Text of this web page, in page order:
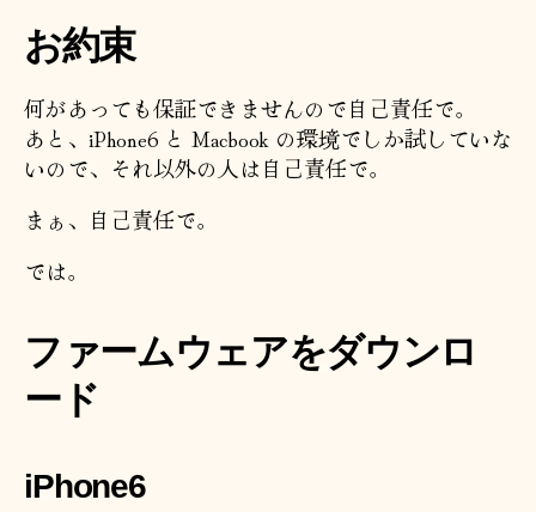
お約束
何があっても保証できませんので自己責任で。
あと、iPhone6 と Macbook の環境でしか試していな
いので、それ以外の人は自己責任で。
まぁ、自己責任で。
では。
ファームウェアをダウンロ
ード
iPhone6